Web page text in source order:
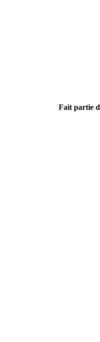
Fait partie